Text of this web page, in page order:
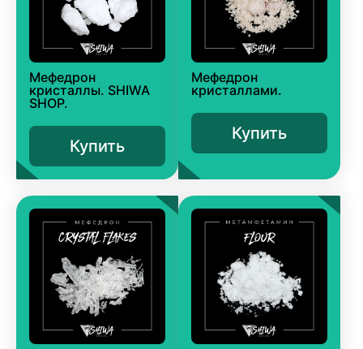
Мефедрон
кристаллы. SHIWA
SHOP.
Купить
Мефедрон
кристаллами.
Купить